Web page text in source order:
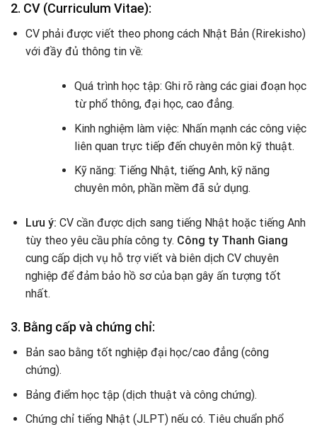
2. CV (Curriculum Vitae):
CV phải được viết theo phong cách Nhật Bản (Rirekisho)
với đầy đủ thông tin về:
Quá trình học tập: Ghi rõ ràng các giai đoạn học
từ phổ thông, đại học, cao đẳng.
Kinh nghiệm làm việc: Nhấn mạnh các công việc
liên quan trực tiếp đến chuyên môn kỹ thuật.
Kỹ năng: Tiếng Nhật, tiếng Anh, kỹ năng
chuyên môn, phần mềm đã sử dụng.
Lưu ý: CV cần được dịch sang tiếng Nhật hoặc tiếng Anh
tùy theo yêu cầu phía công ty. Công ty Thanh Giang
cung cấp dịch vụ hỗ trợ viết và biên dịch CV chuyên
nghiệp để đảm bảo hồ sơ của bạn gây ấn tượng tốt
nhất.
3. Bằng cấp và chứng chỉ:
Bản sao bằng tốt nghiệp đại học/cao đẳng (công
chứng).
Bảng điểm học tập (dịch thuật và công chứng).
Chứng chỉ tiếng Nhật (JLPT) nếu có. Tiêu chuẩn phổ